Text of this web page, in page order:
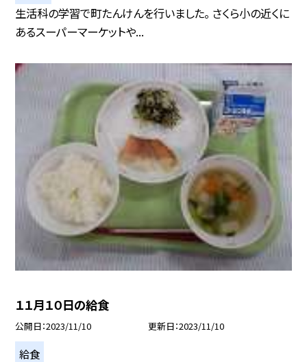
生活科の学習で町たんけんを行いました。 さくら小の近くに
あるスーパーマーケットや...
１１月１０日の給食
公開日 2023/11/10 更新日 2023/11/10
給食